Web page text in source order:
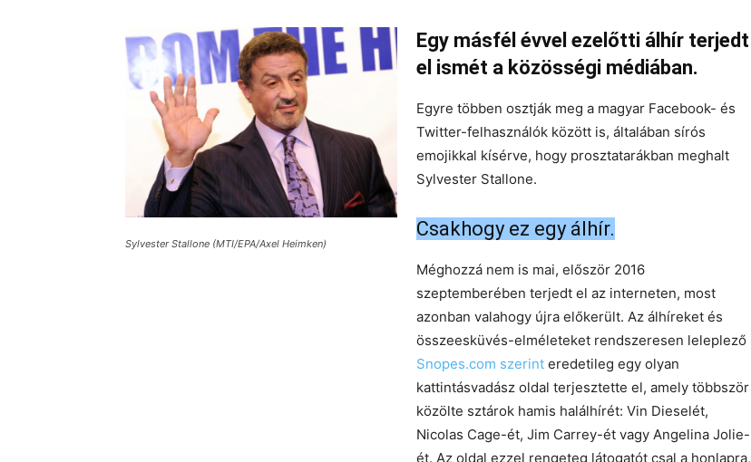
Sylvester Stallone (MTI/EPA/Axel Heimken)
Egy másfél évvel ezelőtti álhír terjedt
el ismét a közösségi médiában.
Egyre többen osztják meg a magyar Facebook- és
Twitter-felhasználók között is, általában sírós
emojikkal kísérve, hogy prosztatarákban meghalt
Sylvester Stallone.
Csakhogy ez egy álhír.
Méghozzá nem is mai, először 2016
szeptemberében terjedt el az interneten, most
azonban valahogy újra előkerült. Az álhíreket és
összeesküvés-elméleteket rendszeresen leleplező
Snopes.com szerint eredetileg egy olyan
kattintásvadász oldal terjesztette el, amely többször
közölte sztárok hamis halálhírét: Vin Dieselét,
Nicolas Cage-ét, Jim Carrey-ét vagy Angelina Jolie-
ét. Az oldal ezzel rengeteg látogatót csal a honlapra,